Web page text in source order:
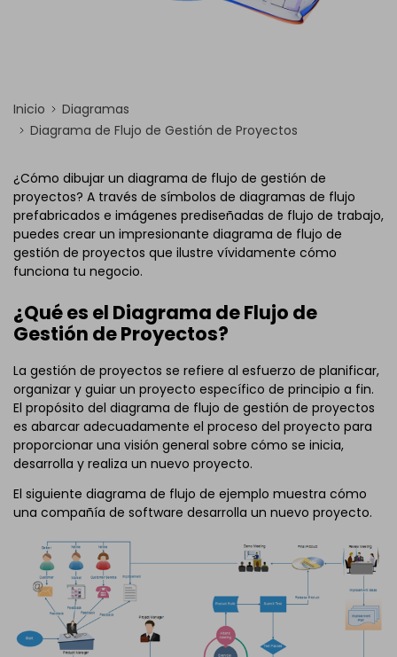
Inicio
Diagramas
Diagrama de Flujo de Gestión de Proyectos
¿Cómo dibujar un diagrama de flujo de gestión de
proyectos? A través de símbolos de diagramas de flujo
prefabricados e imágenes prediseñadas de flujo de trabajo,
puedes crear un impresionante diagrama de flujo de
gestión de proyectos que ilustre vívidamente cómo
funciona tu negocio.
¿Qué es el Diagrama de Flujo de
Gestión de Proyectos?
La gestión de proyectos se refiere al esfuerzo de planificar,
organizar y guiar un proyecto específico de principio a fin.
El propósito del diagrama de flujo de gestión de proyectos
es abarcar adecuadamente el proceso del proyecto para
proporcionar una visión general sobre cómo se inicia,
desarrolla y realiza un nuevo proyecto.
El siguiente diagrama de flujo de ejemplo muestra cómo
una compañía de software desarrolla un nuevo proyecto.